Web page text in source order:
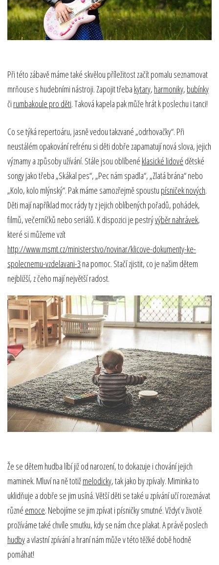
Při této zábavě máme také skvělou příležitost začít pomalu seznamovat
mrňouse s hudebními nástroji. Zapojit třeba kytary, harmoniky, bubínky
či rumbakoule pro děti. Taková kapela pak může hrát k poslechu i tanci!
Co se týká repertoáru, jasně vedou takzvané „odrhovačky“. Při
neustálém opakování refrénu si děti dobře zapamatují nová slova, jejich
významy a způsoby užívání. Stále jsou oblíbené klasické lidové dětské
songy jako třeba „Skákal pes“, „Pec nám spadla“, „Zlatá brána“ nebo
„Kolo, kolo mlýnský“. Pak máme samozřejmě spoustu písniček nových.
Děti mají například moc rády ty z jejich oblíbených pořadů, pohádek,
filmů, večerníčků nebo seriálů. K dispozici je pestrývýběr nahrávek,
které si můžeme vzít
http://www.msmt.cz/ministerstvo/novinar/klicove-dokumenty-ke-
spolecnemu-vzdelavani-3 na pomoc. Stačí zjistit, co je našim dětem
nejbližší, z čeho mají největší radost.
Že se dětem hudba líbí již od narození, to dokazuje i chování jejich
maminek. Mluví na ně totižmelodicky, tak jako by zpívaly. Miminka to
uklidňuje a dobře se jim usíná. Větší děti se také u zpívání učí rozeznávat
různé emoce. Nebojíme se jim zpívat i písničky smutné. Vždyť v životě
prožíváme také chvíle smutku, kdy se nám chce plakat. A právě poslech
hudbya vlastní zpívání a hraní nám může v této těžké době hodně
pomáhat!